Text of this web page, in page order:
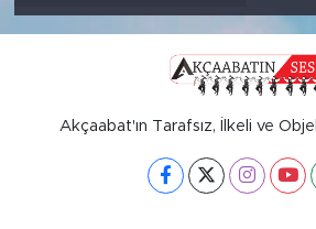
Akçaabat'ın Tarafsız, İlkeli ve